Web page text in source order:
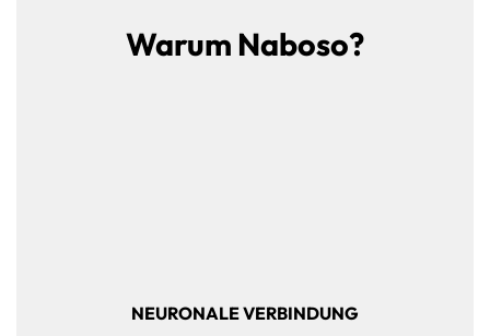
Warum Naboso?
NEURONALE VERBINDUNG